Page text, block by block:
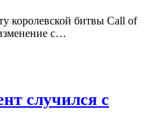
королевской битвы Call of
с…
случился с